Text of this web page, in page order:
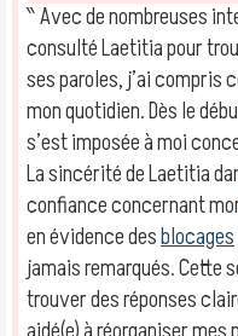
‶ Avec de nombreuses
consulté Laetitia pour
ses paroles, j’ai compris
mon quotidien. Dès le
s’est imposée à moi
La sincérité de Laetitia
confiance concernant
en évidence desblocages
jamais remarqués. Cette
trouver des réponses